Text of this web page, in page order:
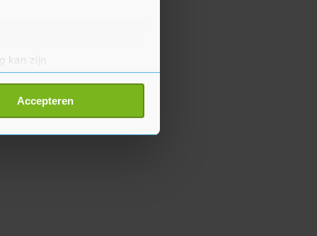
kan zijn
detailgedeelte
Accepteren